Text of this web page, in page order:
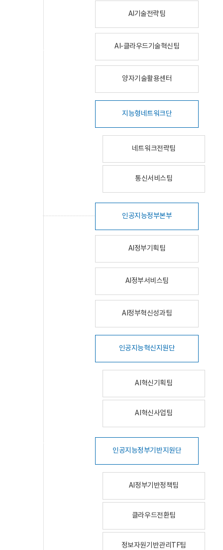
AI기술전략팀
AI-클라우드기술혁신팀
양자기술활용센터
지능형네트워크단
네트워크전략팀
통신서비스팀
인공지능정부본부
AI정부기획팀
AI정부서비스팀
AI정부혁신성과팀
인공지능혁신지원단
AI혁신기획팀
AI혁신사업팀
인공지능정부기반지원단
AI정부기반정책팀
클라우드전환팀
정보자원기반관리TF팀